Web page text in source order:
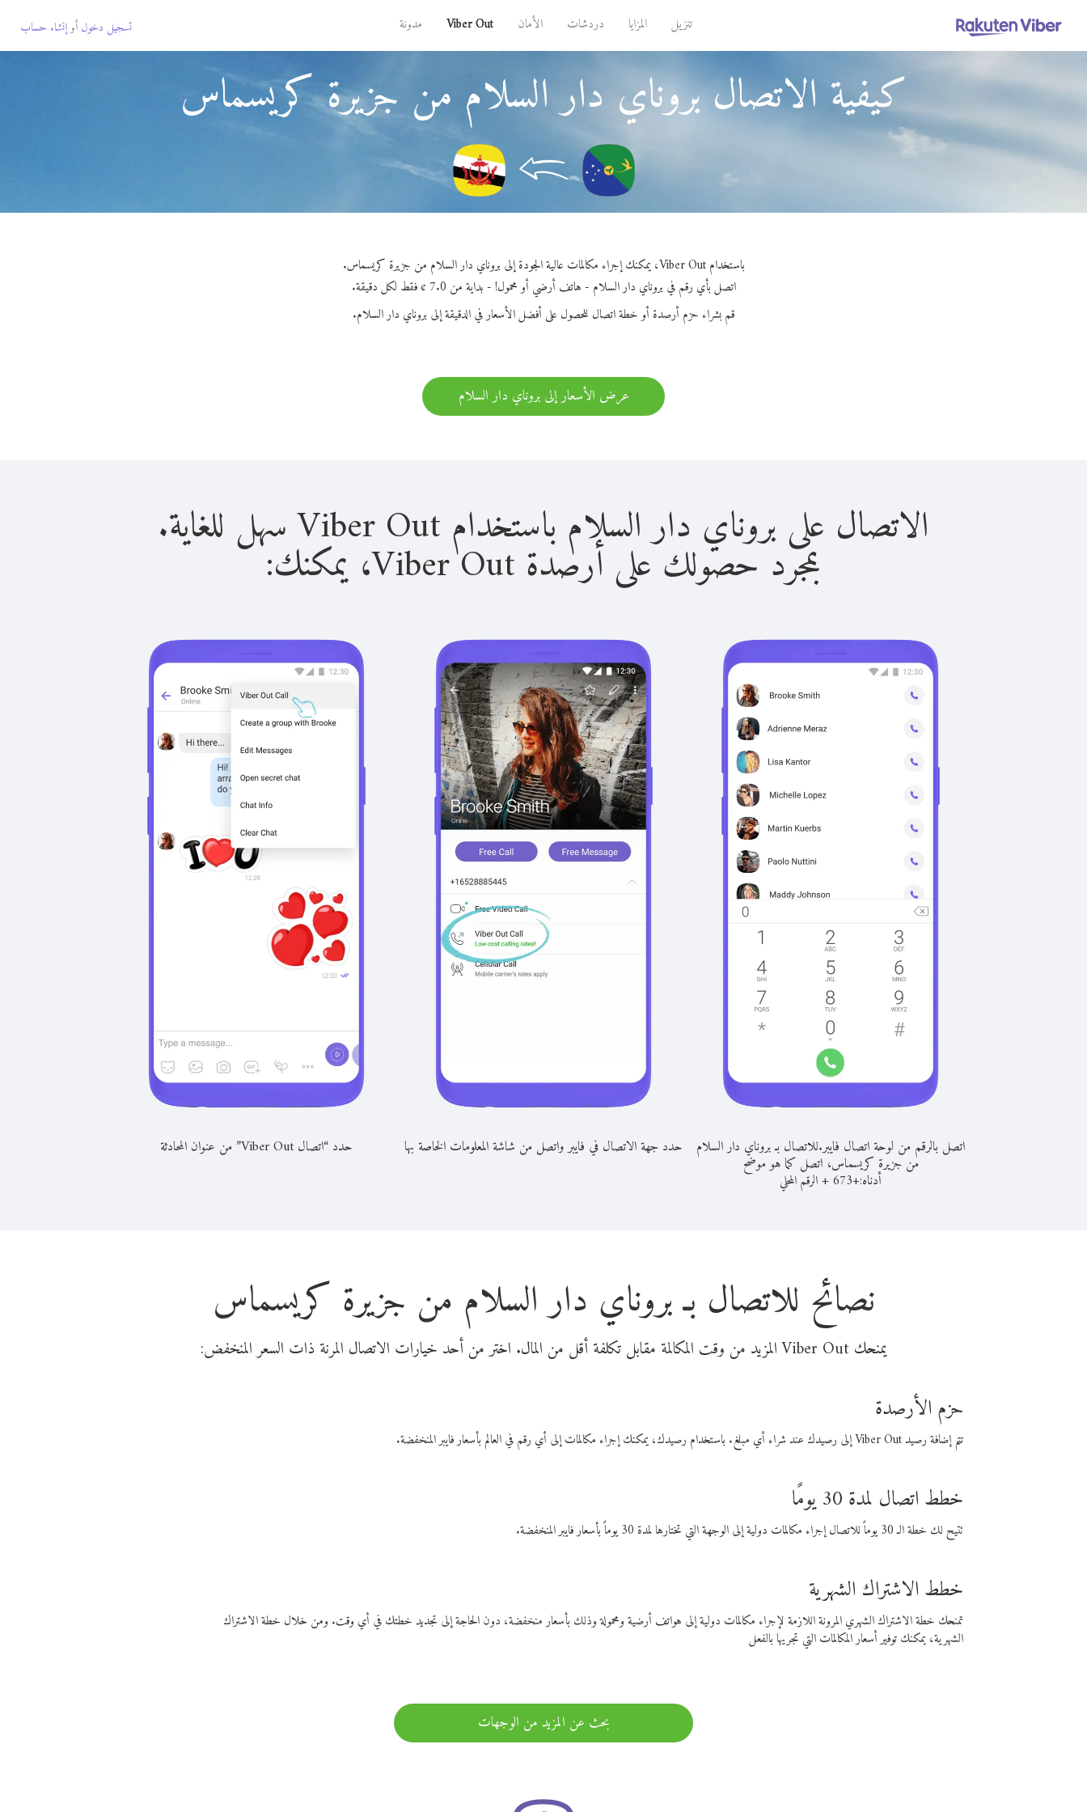
تنزيل المزايا دردشات الأمان Viber Out مدونة تسجيل دخول أوإنشاء حساب
كيفية الاتصال بروناي دار السلام من جزيرة كريسماس
باستخدام Viber Out، يمكنك إجراء مكالمات عالية الجودة إلى بروناي دار السلام من جزيرة كريسماس.
اتصل بأي رقم في بروناي دار السلام - هاتف أرضي أو محمول! - بداية من 7.0 ¢ فقط لكل دقيقة.
قم بشراء حزم أرصدة أو خطة اتصال للحصول على أفضل الأسعار في الدقيقة إلى بروناي دار السلام.
عرض الأسعار إلى بروناي دار السلام
الاتصال على بروناي دار السلام باستخدام Viber Out سهل للغاية.
بمجرد حصولك على أرصدة Viber Out، يمكنك:
اتصل بالرقم من لوحة اتصال فايبر.للاتصال بـ بروناي دار السلام
من جزيرة كريسماس، اتصل كما هو موضح
أدناه:+
673
+الرقم المحلي
حدد جهة الاتصال في فايبر واتصل من شاشة المعلومات الخاصة بها حدد “اتصال Viber Out” من عنوان المحادثة
نصائح للاتصال بـ بروناي دار السلام من جزيرة كريسماس
يمنحك Viber Out المزيد من وقت المكالمة مقابل تكلفة أقل من المال. اختر من أحد خيارات الاتصال المرنة ذات السعر المنخفض:
حزم الأرصدة
تتم إضافة رصيد Viber Out إلى رصيدك عند شراء أي مبلغ. باستخدام رصيدك، يمكنك إجراء مكالمات إلى أي رقم في العالم بأسعار فايبر المنخفضة.
خطط اتصال لمدة 30 يومًا
تتيح لك خطة الـ 30 يوماً للاتصال إجراء مكالمات دولية إلى الوجهة التي تختارها لمدة 30 يوماً بأسعار فايبر المنخفضة.
خطط الاشتراك الشهرية
تمنحك خطة الاشتراك الشهري المرونة اللازمة لإجراء مكالمات دولية إلى هواتف أرضية ومحمولة وذلك بأسعار منخفضة، دون الحاجة إلى تجديد خطتك في أي وقت. ومن خلال خطة الاشتراك
الشهرية، يمكنك توفير أسعار المكالمات التي تجريها بالفعل
بحث عن المزيد من الوجهات